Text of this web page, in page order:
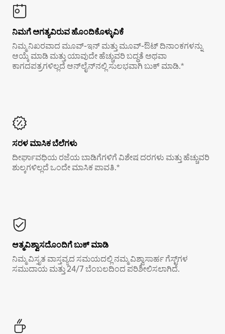
ನಿಮಗೆ ಅಗತ್ಯವಿರುವ ಹೊಂದಿಕೊಳ್ಳುವಿಕೆ
ನಿಮ್ಮ ನಿಖರವಾದ ಮೂವ್-ಇನ್ ಮತ್ತು ಮೂವ್-ಔಟ್ ದಿನಾಂಕಗಳನ್ನು
ಆಯ್ಕೆ ಮಾಡಿ ಮತ್ತು ಯಾವುದೇ ಹೆಚ್ಚುವರಿ ಬದ್ಧತೆ ಅಥವಾ
ಕಾಗದಪತ್ರಗಳಿಲ್ಲದೆ ಆನ್‌ಲೈನ್‌ನಲ್ಲಿ ಸುಲಭವಾಗಿ ಬುಕ್ ಮಾಡಿ.*
ಸರಳ ಮಾಸಿಕ ಬೆಲೆಗಳು
ದೀರ್ಘಾವಧಿಯ ರಜೆಯ ಬಾಡಿಗೆಗಳಿಗೆ ವಿಶೇಷ ದರಗಳು ಮತ್ತು ಹೆಚ್ಚುವರಿ
ಶುಲ್ಕಗಳಿಲ್ಲದೆ ಒಂದೇ ಮಾಸಿಕ ಪಾವತಿ.*
ಆತ್ಮವಿಶ್ವಾಸದೊಂದಿಗೆ ಬುಕ್ ಮಾಡಿ
ನಿಮ್ಮ ವಿಸ್ತೃತ ವಾಸ್ತವ್ಯದ ಸಮಯದಲ್ಲಿ ನಮ್ಮ ವಿಶ್ವಾಸಾರ್ಹ ಗೆಸ್ಟ್‌ಗಳ
ಸಮುದಾಯ ಮತ್ತು 24/7 ಬೆಂಬಲದಿಂದ ಪರಿಶೀಲಿಸಲಾಗಿದೆ.